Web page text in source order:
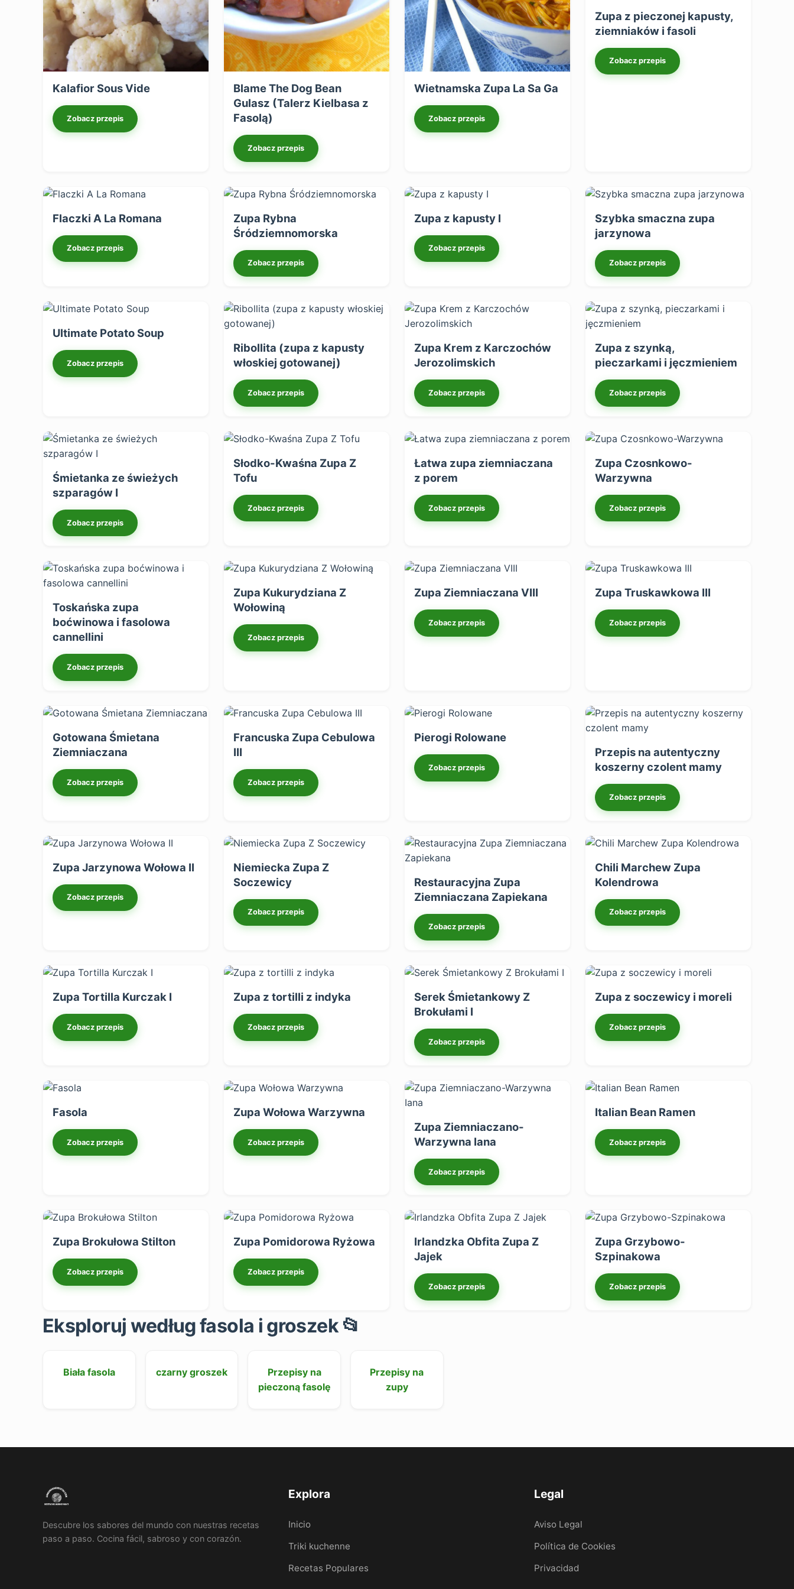
Kalafior Sous Vide
Zobacz przepis
Blame The Dog Bean
Gulasz (Talerz Kielbasa z
Fasolą)
Zobacz przepis
Wietnamska Zupa La Sa Ga
Zobacz przepis
Zupa z pieczonej kapusty,
ziemniaków i fasoli
Zobacz przepis
Flaczki A La Romana
Zobacz przepis
Zupa Rybna
Śródziemnomorska
Zobacz przepis
Zupa z kapusty I
Zobacz przepis
Szybka smaczna zupa
jarzynowa
Zobacz przepis
Ultimate Potato Soup
Zobacz przepis
Ribollita (zupa z kapusty
włoskiej gotowanej)
Zobacz przepis
Zupa Krem z Karczochów
Jerozolimskich
Zobacz przepis
Zupa z szynką,
pieczarkami i jęczmieniem
Zobacz przepis
Śmietanka ze świeżych
szparagów I
Zobacz przepis
Słodko-Kwaśna Zupa Z
Tofu
Zobacz przepis
Łatwa zupa ziemniaczana
z porem
Zobacz przepis
Zupa Czosnkowo-
Warzywna
Zobacz przepis
Toskańska zupa
boćwinowa i fasolowa
cannellini
Zobacz przepis
Zupa Kukurydziana Z
Wołowiną
Zobacz przepis
Zupa Ziemniaczana VIII
Zobacz przepis
Zupa Truskawkowa III
Zobacz przepis
Gotowana Śmietana
Ziemniaczana
Zobacz przepis
Francuska Zupa Cebulowa
III
Zobacz przepis
Pierogi Rolowane
Zobacz przepis
Przepis na autentyczny
koszerny czolent mamy
Zobacz przepis
Zupa Jarzynowa Wołowa II
Zobacz przepis
Niemiecka Zupa Z
Soczewicy
Zobacz przepis
Restauracyjna Zupa
Ziemniaczana Zapiekana
Zobacz przepis
Chili Marchew Zupa
Kolendrowa
Zobacz przepis
Zupa Tortilla Kurczak I
Zobacz przepis
Zupa z tortilli z indyka
Zobacz przepis
Serek Śmietankowy Z
Brokułami I
Zobacz przepis
Zupa z soczewicy i moreli
Zobacz przepis
Fasola
Zobacz przepis
Zupa Wołowa Warzywna
Zobacz przepis
Zupa Ziemniaczano-
Warzywna Iana
Zobacz przepis
Italian Bean Ramen
Zobacz przepis
Zupa Brokułowa Stilton
Zobacz przepis
Zupa Pomidorowa Ryżowa
Zobacz przepis
Irlandzka Obfita Zupa Z
Jajek
Zobacz przepis
Zupa Grzybowo-
Szpinakowa
Zobacz przepis
Eksploruj według fasola i groszek 📂
Biała fasola czarny groszek
Przepisy na
pieczoną fasolę
Przepisy na
zupy
Descubre los sabores del mundo con nuestras recetas
paso a paso. Cocina fácil, sabroso y con corazón.
Explora
Inicio
Triki kuchenne
Recetas Populares
Legal
Aviso Legal
Política de Cookies
Privacidad